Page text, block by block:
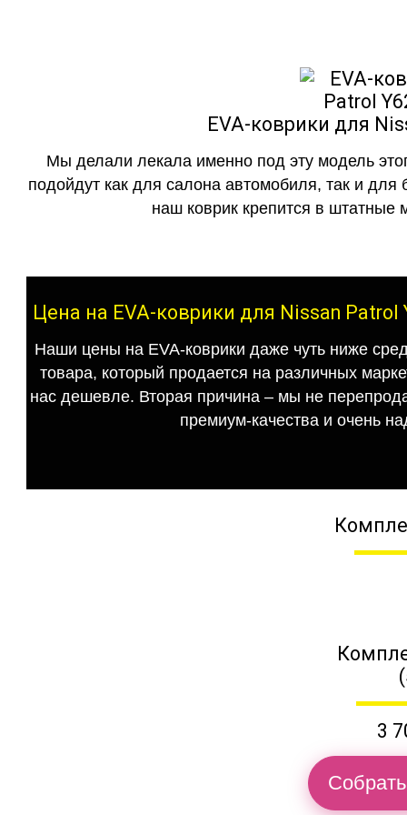
EVA-коврики для
Мы делали лекала именно под эту модель
подойдут как для салона автомобиля, так и для
наш коврик крепится в штатные
Цена на EVA-коврики для Nissan
Наши цены на EVA-коврики даже чуть ниже
товара, который продается на различных
нас дешевле. Вторая причина – мы не
премиум-качества и очень
3